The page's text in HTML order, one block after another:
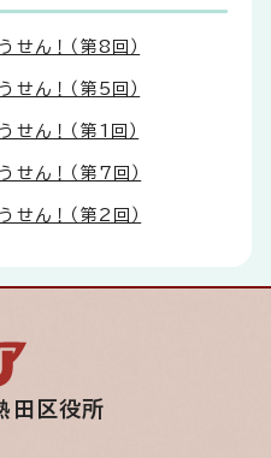
せん！（第8回）
せん！（第5回）
せん！（第1回）
せん！（第7回）
せん！（第2回）
田区役所